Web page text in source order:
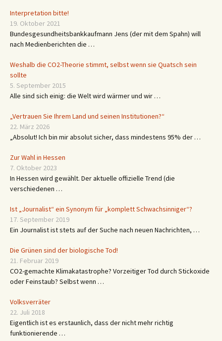
Interpretation bitte!
19. Oktober 2021
Bundesgesundheitsbankkaufmann Jens (der mit dem Spahn) will
nach Medienberichten die …
Weshalb die CO2-Theorie stimmt, selbst wenn sie Quatsch sein
sollte
5. September 2015
Alle sind sich einig: die Welt wird wärmer und wir …
„Vertrauen Sie Ihrem Land und seinen Institutionen?“
22. März 2026
„Absolut! Ich bin mir absolut sicher, dass mindestens 95% der …
Zur Wahl in Hessen
7. Oktober 2023
In Hessen wird gewählt. Der aktuelle offizielle Trend (die
verschiedenen …
Ist „Journalist“ ein Synonym für „komplett Schwachsinniger“?
17. September 2019
Ein Journalist ist stets auf der Suche nach neuen Nachrichten, …
Die Grünen sind der biologische Tod!
21. Februar 2019
CO2-gemachte Klimakatastrophe? Vorzeitiger Tod durch Stickoxide
oder Feinstaub? Selbst wenn …
Volksverräter
22. Juli 2018
Eigentlich ist es erstaunlich, dass der nicht mehr richtig
funktionierende …